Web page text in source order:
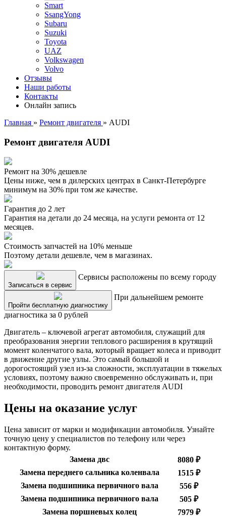
Smart
SsangYong
Subaru
Suzuki
Toyota
UAZ
Volkswagen
Volvo
Отзывы
Наши работы
Контакты
Онлайн запись
Главная » Ремонт двигателя » AUDI
Ремонт двигателя AUDI
Ремонт на 30% дешевле
Цены ниже, чем в дилерских центрах в Санкт-Петербурге
минимум на 30% при том же качестве.
Гарантия до 2 лет
Гарантия на детали до 24 месяца, на услуги ремонта от 12
месяцев.
Стоимость запчастей на 10% меньше
Поэтому детали дешевле, чем в магазинах.
Записаться в сервис
Сервисы расположены по всему городу
Пройти бесплатную диагностику
При дальнейшем ремонте
диагностика за 0 рублей
Двигатель – ключевой агрегат автомобиля, служащий для
преобразования энергии теплового расширения в крутящий
момент коленчатого вала, который вращает колеса и приводит
в движение другие узлы. Это самый большой и
дорогостоящий узел из-за сложности, эксплуатации в тяжелых
условиях, поэтому важно своевременно обслуживать и, при
необходимости, проводить ремонт двигателя AUDI
Цены на оказание услуг
Цена зависит от марки и модификации автомобиля. Узнайте
точную цену у специалистов по телефону или через
контактную форму.
Замена двс
8080 ₽
Замена переднего сальника коленвала
1515 ₽
Замена подшипника первичного вала
556 ₽
Замена подшипника первичного вала
505 ₽
Замена поршневых колец
7979 ₽